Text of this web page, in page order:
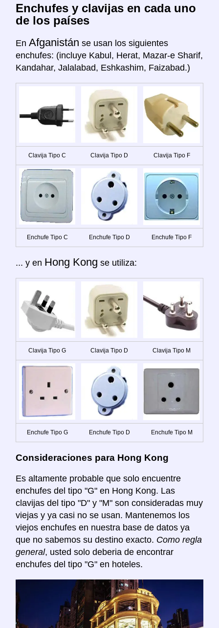
Enchufes y clavijas en cada uno
de los países
En Afganistán se usan los siguientes
enchufes: (incluye Kabul, Herat, Mazar-e Sharif,
Kandahar, Jalalabad, Eshkashim, Faizabad.)
Clavija Tipo C Clavija Tipo D Clavija Tipo F
Enchufe Tipo C Enchufe Tipo D Enchufe Tipo F
... y en Hong Kong se utiliza:
Clavija Tipo G Clavija Tipo D Clavija Tipo M
Enchufe Tipo G Enchufe Tipo D Enchufe Tipo M
Consideraciones para Hong Kong
Es altamente probable que solo encuentre
enchufes del tipo "G" en Hong Kong. Las
clavijas del tipo "D" y "M" son consideradas muy
viejas y ya casi no se usan. Mantenemos los
viejos enchufes en nuestra base de datos ya
que no sabemos su destino exacto. Como regla
general, usted solo deberia de encontrar
enchufes del tipo "G" en hoteles.